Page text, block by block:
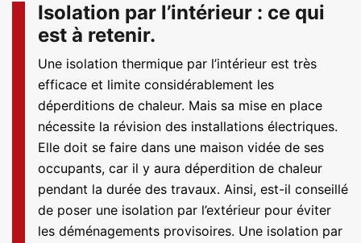
Isolation par l’intérieur : ce qui
est à retenir.
Une isolation thermique par l’intérieur est très
efficace et limite considérablement les
déperditions de chaleur. Mais sa mise en place
nécessite la révision des installations électriques.
Elle doit se faire dans une maison vidée de ses
occupants, car il y aura déperdition de chaleur
pendant la durée des travaux. Ainsi, est-il conseillé
de poser une isolation par l’extérieur pour éviter
les déménagements provisoires. Une isolation par